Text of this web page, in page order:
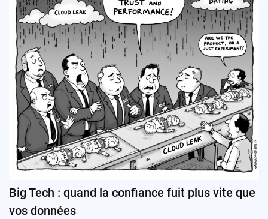
Big Tech : quand la confiance fuit plus vite que
vos données